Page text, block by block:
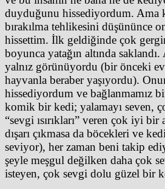
duyduğunu hissediyordum. Ama
bırakılma tehlikesini düşününce
hissettim. İlk geldiğinde çok
boyunca yatağın altında
yalnız görünüyordu (bir önceki
hayvanla beraber yaşıyordu).
hissediyordum ve bağlanmamız
komik bir kedi; yalamayı seven,
“sevgi ısırıkları” veren çok iyi bir
dışarı çıkmasa da böcekleri ve
seviyor), her zaman beni takip
şeyle meşgul değilken daha çok
isteyen, çok sevgi dolu güzel bir